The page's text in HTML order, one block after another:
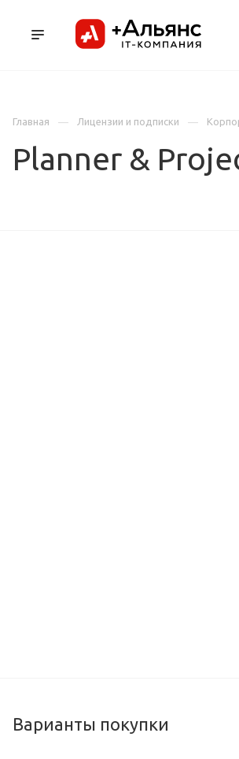
Главная
Лицензии и подписки
Planner &
Варианты покупки